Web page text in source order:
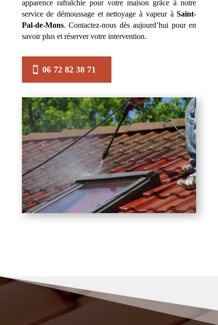
apparence rafraîchie pour votre maison grâce à notre
service de démoussage et nettoyage à vapeur àSaint-
Pal-de-Mons. Contactez-nous dès aujourd’hui pour en
savoir plus et réserver votre intervention.
06 72 82 38 71